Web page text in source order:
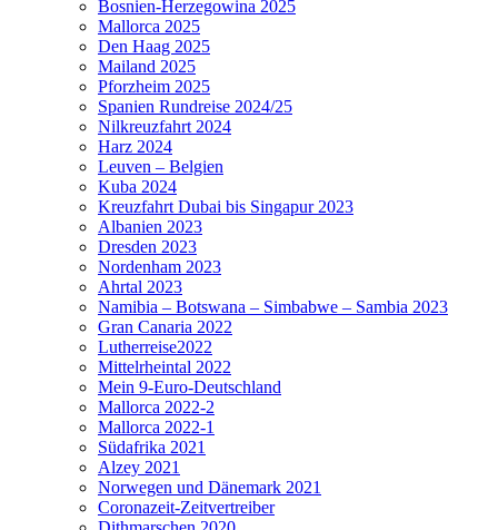
Bosnien-Herzegowina 2025
Mallorca 2025
Den Haag 2025
Mailand 2025
Pforzheim 2025
Spanien Rundreise 2024/25
Nilkreuzfahrt 2024
Harz 2024
Leuven – Belgien
Kuba 2024
Kreuzfahrt Dubai bis Singapur 2023
Albanien 2023
Dresden 2023
Nordenham 2023
Ahrtal 2023
Namibia – Botswana – Simbabwe – Sambia 2023
Gran Canaria 2022
Lutherreise2022
Mittelrheintal 2022
Mein 9-Euro-Deutschland
Mallorca 2022-2
Mallorca 2022-1
Südafrika 2021
Alzey 2021
Norwegen und Dänemark 2021
Coronazeit-Zeitvertreiber